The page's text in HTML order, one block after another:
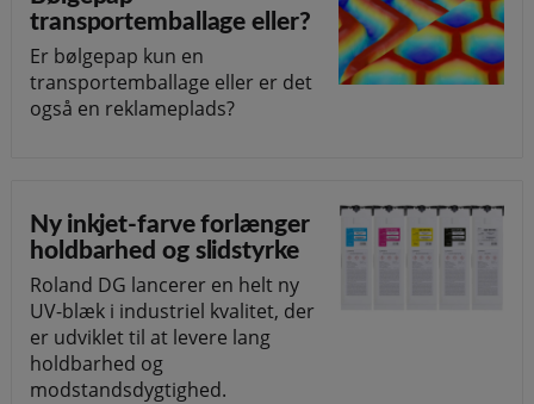
transportemballage eller?
Er bølgepap kun en
transportemballage eller er det
også en reklameplads?
Ny inkjet-farve forlænger
holdbarhed og slidstyrke
Roland DG lancerer en helt ny
UV-blæk i industriel kvalitet, der
er udviklet til at levere lang
holdbarhed og
modstandsdygtighed.